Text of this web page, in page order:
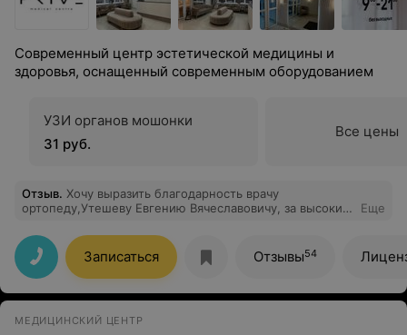
Современный центр эстетической медицины и
здоровья, оснащенный современным оборудованием
УЗИ органов мошонки
31 руб.
Все цены
Отзыв. Хочу выразить благодарность врачу
ортопеду,Утешеву Евгению Вячеславовичу, за высокий
пациентам. Правильно подобранное лечение, наряду с
искренним сочувствием, сделали свое дело, я
довольна результатом. Большое Вам спасибо, Евгений
Вячеславович!
Еще
Записаться Отзывы54
МЕДИЦИНСКИЙ ЦЕНТР